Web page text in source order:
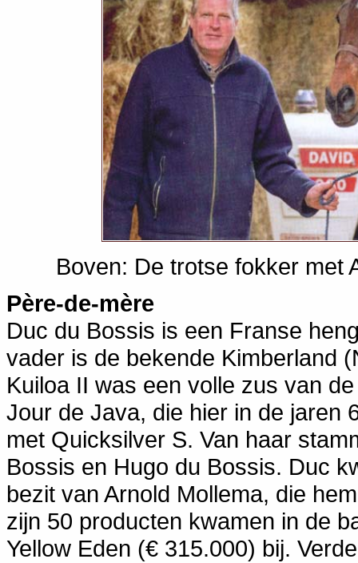
Boven: De trotse fokker met
Père-de-mère
Duc du Bossis is een Franse
vader is de bekende Kimberland
Kuiloa II was een volle zus van
Jour de Java, die hier in de jaren
met Quicksilver S. Van haar
Bossis en Hugo du Bossis. Duc
bezit van Arnold Mollema, die
zijn 50 producten kwamen in de
Yellow Eden (€ 315.000) bij.